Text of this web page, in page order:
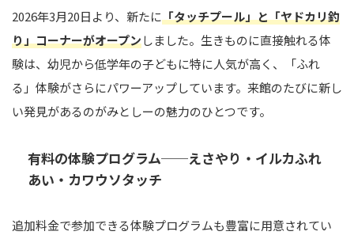
2026年3月20日より、新たに「タッチプール」と「ヤドカリ釣
り」コーナーがオープンしました。生きものに直接触れる体
験は、幼児から低学年の子どもに特に人気が高く、「ふれ
る」体験がさらにパワーアップしています。来館のたびに新し
い発見があるのがみとしーの魅力のひとつです。
有料の体験プログラム──えさやり・イルカふれ
あい・カワウソタッチ
追加料金で参加できる体験プログラムも豊富に用意されてい